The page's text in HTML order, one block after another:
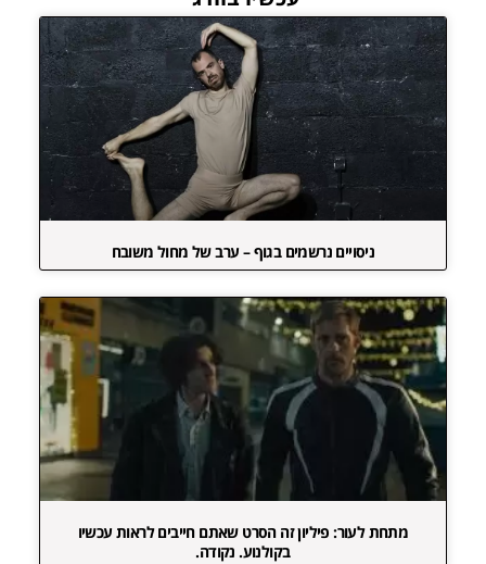
ניסויים נרשמים בגוף – ערב של מחול משובח
מתחת לעור: פיליון זה הסרט שאתם חייבים לראות עכשיו
בקולנוע. נקודה.